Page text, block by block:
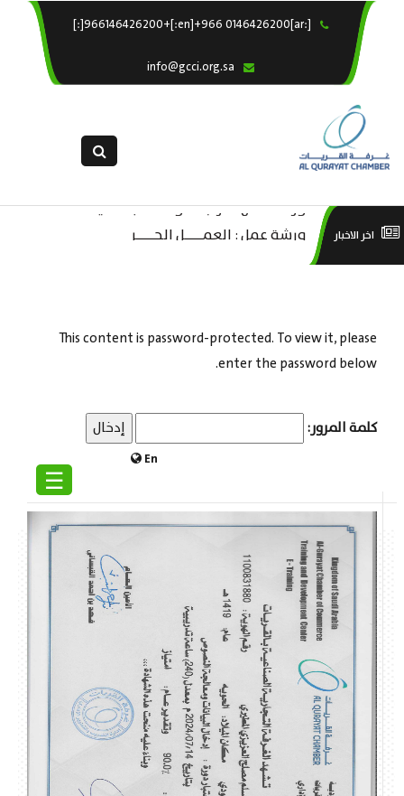
[:ar]966146426200+[:en]+966 0146426200[:]
En
☰
×
خدماتنا
التقديم الالكترونى
اخر الاخبار
ورشة عمل “مراجعة واحتساب تكاليف
بدء ومزاولة وإنهاء الأعمال الاقتصادية
ورشة عمل : العمـــــل الحـــــر
This content is password-protected. To view it, please
enter the password below.
كلمة المرور: